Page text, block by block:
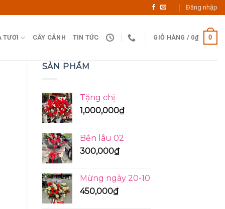
Đăng nhập
TƯƠI CÂY CẢNH TIN TỨC GIỎ HÀNG / 0₫ 0
SẢN PHẨM
Tặng chị
1,000,000₫
Bền lâu 02
300,000₫
Mừng ngày 20-10
450,000₫